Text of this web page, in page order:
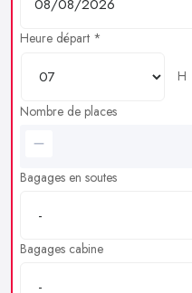
Heure départ *
H
Nombre de places
Bagages en soutes
Bagages cabine